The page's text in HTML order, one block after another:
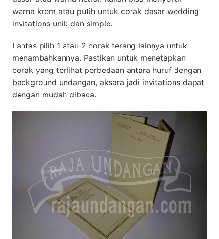
warna krem atau putih untuk corak dasar wedding
invitations unik dan simple.
Lantas pilih 1 atau 2 corak terang lainnya untuk
menambahkannya. Pastikan untuk menetapkan
corak yang terlihat perbedaan antara huruf dengan
background undangan, aksara jadi invitations dapat
dengan mudah dibaca.